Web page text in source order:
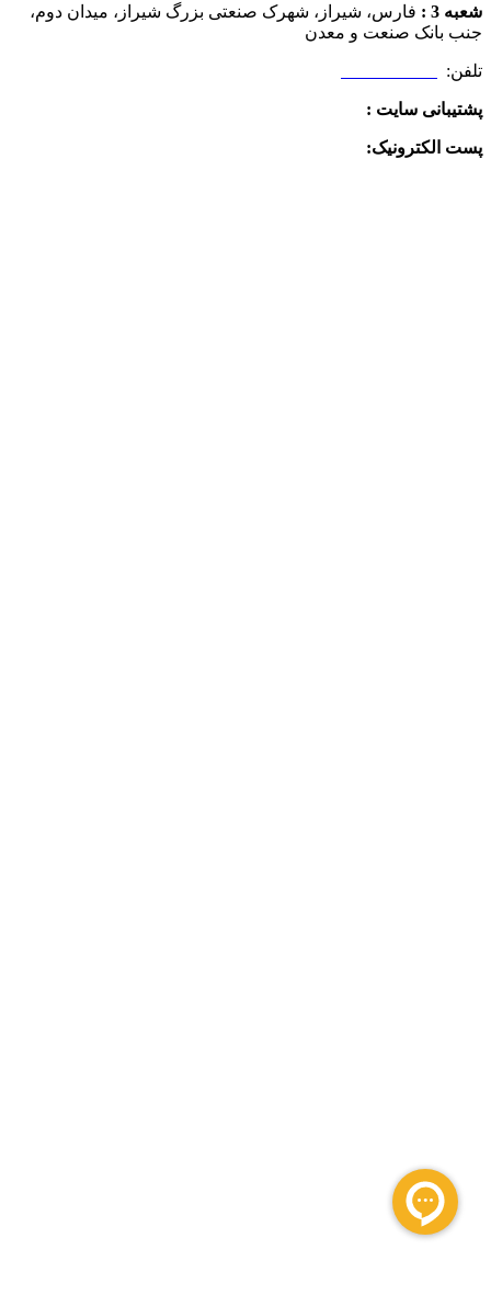
شعبه 3 :
فارس، شیراز، شهرک صنعتی بزرگ شیراز، میدان دوم،
جنب بانک صنعت و معدن
تلفن:
پشتیبانی سایت :
پست الکترونیک: